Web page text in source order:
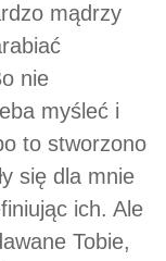
mądrzy
nie
myśleć i
to stworzono
się dla mnie
ich. Ale
Tobie,